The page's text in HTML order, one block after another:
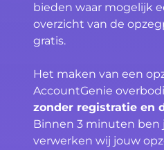
bieden waar mogelijk
overzicht van de
gratis.
Het maken van een
AccountGenie
zonder registratie en
Binnen 3 minuten ben
verwerken wij jouw